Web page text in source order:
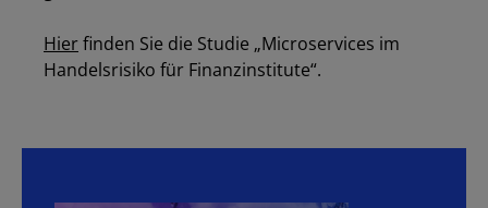
Hierfinden Sie die Studie „Microservices im
Handelsrisiko für Finanzinstitute“.